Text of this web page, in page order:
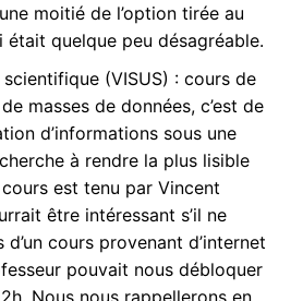
moitié de l’option tirée au
était quelque peu désagréable.
(VISUS) : cours de
masses de données, c’est de
d’informations sous une
à rendre la plus lisible
est tenu par Vincent
être intéressant s’il ne
d’un cours provenant d’internet
pouvait nous débloquer
Nous nous rappellerons en